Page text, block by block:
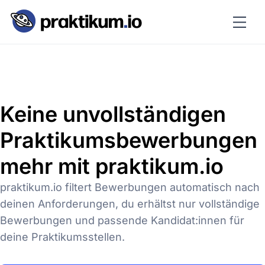
Keine unvollständigen
Praktikumsbewerbungen
mehr mit praktikum.io
praktikum.io filtert Bewerbungen automatisch nach
deinen Anforderungen, du erhältst nur vollständige
Bewerbungen und passende Kandidat:innen für
deine Praktikumsstellen.